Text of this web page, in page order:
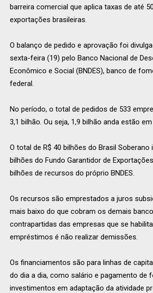
barreira comercial que aplica taxas de até
exportações brasileiras.
O balanço de pedido e aprovação foi
sexta-feira (19) pelo Banco Nacional de
Econômico e Social (BNDES), banco de
federal.
No período, o total de pedidos de 533
3,1 bilhão. Ou seja, 1,9 bilhão anda estão
O total de R$ 40 bilhões do Brasil Soberano
bilhões do Fundo Garantidor de
bilhões de recursos do próprio BNDES.
Os recursos são emprestados a juros
mais baixo do que cobram os demais
contrapartidas das empresas que se
empréstimos é não realizar demissões.
Os financiamentos são para linhas de
do dia a dia, como salário e pagamento de
investimentos em adaptação da atividade